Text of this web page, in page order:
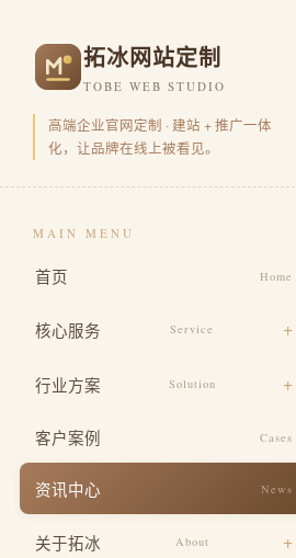
拓冰网站定制
TOBE WEB STUDIO
高端企业官网定制 · 建站 + 推广一体
化，让品牌在线上被看见。
MAIN MENU
首页 Home
核心服务 Service
品牌官网定制
品牌视觉包装
安全与运维
行业方案 Solution
电商零售
餐饮美食
客户案例 Cases
资讯中心 News
关于拓冰 About